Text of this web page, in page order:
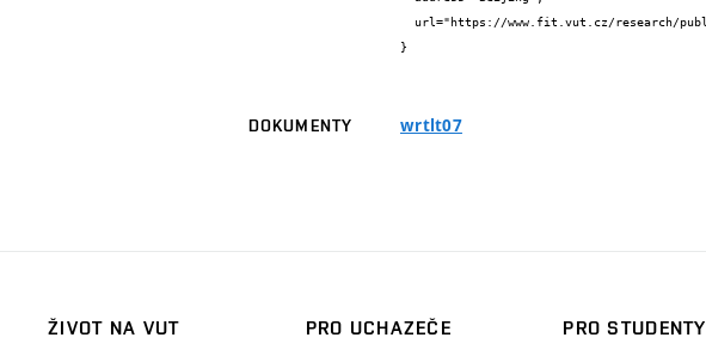
}
DOKUMENTY wrtlt07
ŽIVOT NA VUT
PRO UCHAZEČE
PRO STUDENTY